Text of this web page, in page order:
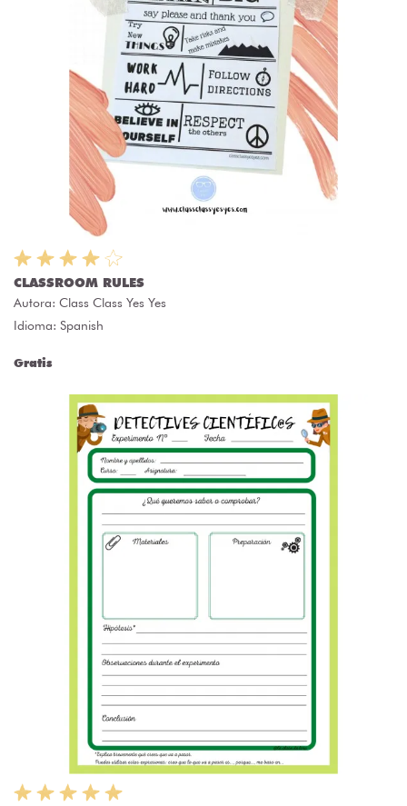
CLASSROOM RULES
Autora: Class Class Yes Yes
Idioma: Spanish
Gratis